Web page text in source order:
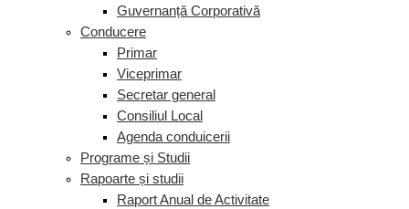
Guvernanță Corporativă
Conducere
Primar
Viceprimar
Secretar general
Consiliul Local
Agenda conduicerii
Programe și Studii
Rapoarte și studii
Raport Anual de Activitate